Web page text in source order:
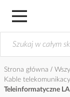
Strona główna
Kable
Teleinformatyczne